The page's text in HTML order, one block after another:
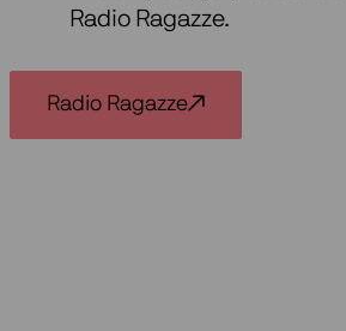
Radio Ragazze.
Radio Ragazze